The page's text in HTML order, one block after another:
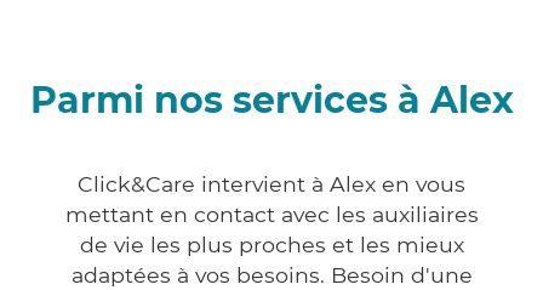
Parmi nos services à Alex
Click&Care intervient à Alex en vous
mettant en contact avec les auxiliaires
de vie les plus proches et les mieux
adaptées à vos besoins. Besoin d'une